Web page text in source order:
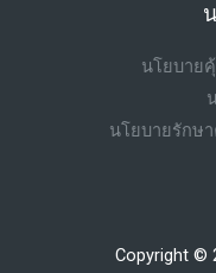
นโยบาย
นโยบายรักษ
Copyright ©